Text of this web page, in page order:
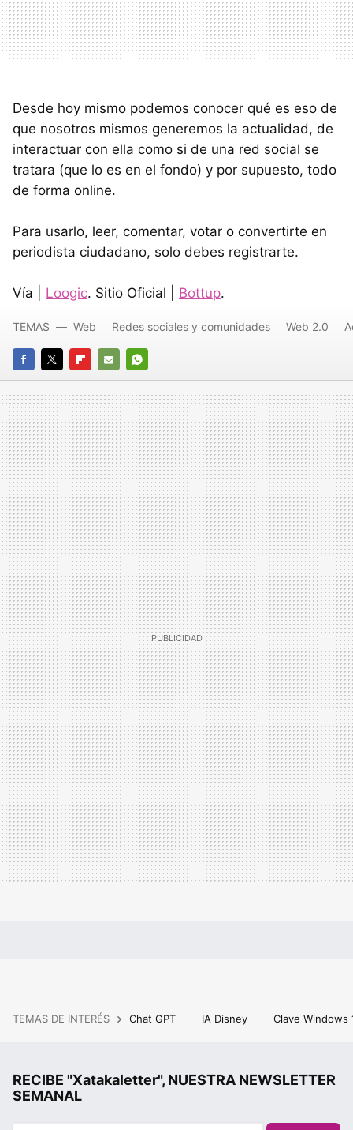
Desde hoy mismo podemos conocer qué es eso de
que nosotros mismos generemos la actualidad, de
interactuar con ella como si de una red social se
tratara (que lo es en el fondo) y por supuesto, todo
de forma online.
Para usarlo, leer, comentar, votar o convertirte en
periodista ciudadano, solo debes registrarte.
Vía | Loogic. Sitio Oficial | Bottup.
FACEBOOK
TWITTERFLIPBOARD
E-
MAIL
WHATSAPP
TEMAS Web Redes sociales y comunidades Web 2.0
TEMAS DE INTERÉS Chat GPT IA Disney Clave Windows
RECIBE "Xatakaletter", NUESTRA NEWSLETTER
SEMANAL